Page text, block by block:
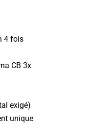
4 fois
CB 3x
exigé)
unique